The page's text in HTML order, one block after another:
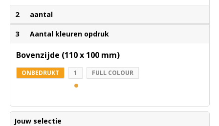
2 aantal
3 Aantal kleuren opdruk
Bovenzijde (110 x 100 mm)
ONBEDRUKT 1 FULL COLOUR
Jouw selectie